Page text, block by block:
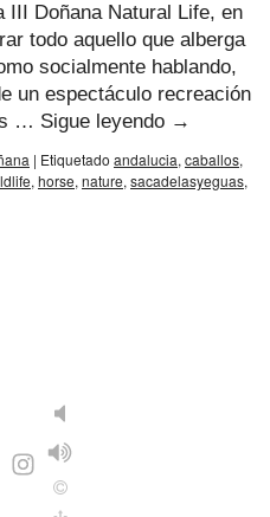
III Doñana Natural Life, en
todo aquello que alberga
socialmente hablando,
un espectáculo recreación
… Sigue leyendo →
| Etiquetado andalucia, caballos,
, horse, nature, sacadelasyeguas,